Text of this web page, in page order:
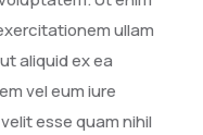
ullam
aliquid ex ea
vel eum iure
esse quam nihil